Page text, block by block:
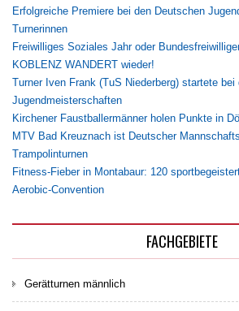
Erfolgreiche Premiere bei den Deutschen
Turnerinnen
Freiwilliges Soziales Jahr oder
KOBLENZ WANDERT wieder!
Turner Iven Frank (TuS Niederberg) startete bei
Jugendmeisterschaften
Kirchener Faustballermänner holen Punkte in
MTV Bad Kreuznach ist Deutscher
Trampolinturnen
Fitness-Fieber in Montabaur: 120
Aerobic-Convention
FACHGEBIETE
Gerätturnen männlich